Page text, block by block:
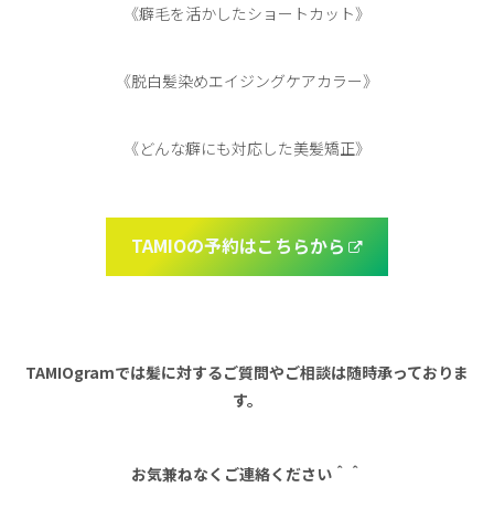
《癖毛を活かしたショートカット》
《脱白髪染めエイジングケアカラー》
《どんな癖にも対応した美髪矯正》
TAMIOの予約はこちらから
TAMIOgramでは髪に対するご質問やご相談は随時承っておりま
す。
お気兼ねなくご連絡ください＾＾